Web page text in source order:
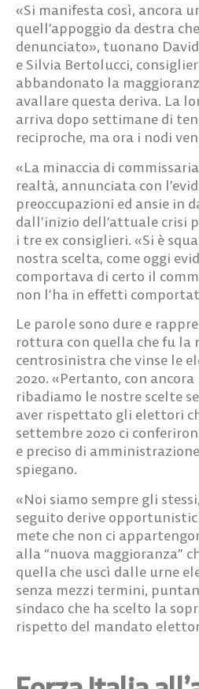
«Si manifesta così, ancora
quell’appoggio da destra
denunciato», tuonano
e Silvia Bertolucci,
abbandonato la
avallare questa deriva. La
arriva dopo settimane di
reciproche, ma ora i nodi
«La minaccia di
realtà, annunciata con
preoccupazioni ed ansie in
dall’inizio dell’attuale crisi
i tre ex consiglieri. «Si è
nostra scelta, come oggi
comportava di certo il
non l’ha in effetti
Le parole sono dure e
rottura con quella che fu la
centrosinistra che vinse le
2020. «Pertanto, con
ribadiamo le nostre scelte
aver rispettato gli elettori
settembre 2020 ci
e preciso di
spiegano.
«Noi siamo sempre gli
seguito derive
mete che non ci
alla “nuova maggioranza”
quella che uscì dalle urne
senza mezzi termini,
sindaco che ha scelto la
rispetto del mandato